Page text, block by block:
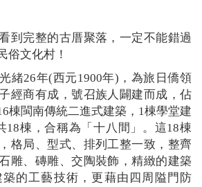
到完整的古厝聚落，一定不能錯過
俗文化村！
緒26年(西元1900年)，為旅日僑領
經商有成，號召族人闢建而成，佔
棟閩南傳統二進式建築，1棟學堂建
18棟，合稱為「十八間」。這18棟
格局、型式、排列工整一致，整齊
雕、磚雕、交陶裝飾，精緻的建築
的工藝技術，更藉由四周隘門防